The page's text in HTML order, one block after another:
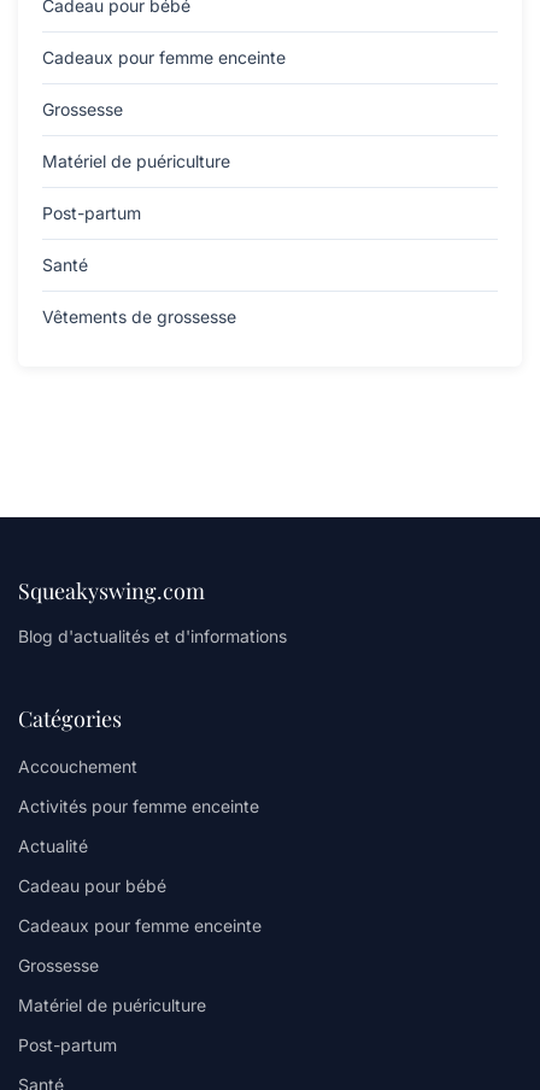
Cadeau pour bébé
Cadeaux pour femme enceinte
Grossesse
Matériel de puériculture
Post-partum
Santé
Vêtements de grossesse
Squeakyswing.com
Blog d'actualités et d'informations
Catégories
Accouchement
Activités pour femme enceinte
Actualité
Cadeau pour bébé
Cadeaux pour femme enceinte
Grossesse
Matériel de puériculture
Post-partum
Santé